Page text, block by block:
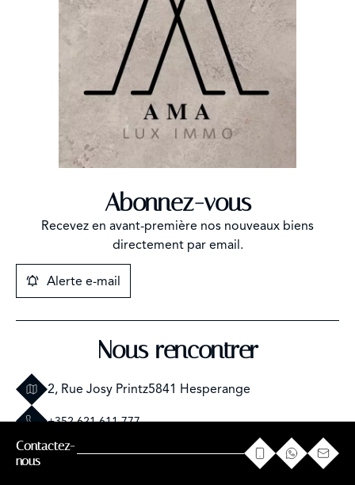
Contactez-
nous
Abonnez-vous
Recevez en avant-première nos nouveaux biens
directement par email.
Alerte e-mail
Nous rencontrer
2, Rue Josy Printz5841 Hesperange
+352 621 611 777
info@amalux.lu